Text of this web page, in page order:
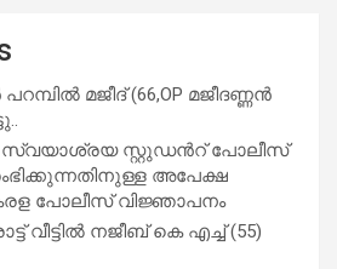
മജീദ് (66,OP മജീദണ്ണൻ
സ്വയാശ്രയ സ്റ്റുഡന്‍റ് പോലീസ്
അപേക്ഷ
പോലീസ് വിജ്ഞാപനം
വീട്ടിൽ നജീബ് കെ എച്ച് (55)